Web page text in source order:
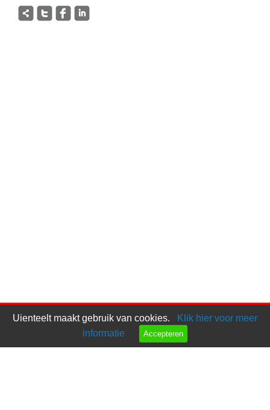
Uienteelt maakt gebruik van cookies.
Klik hier voor meer
informatie
Accepteren